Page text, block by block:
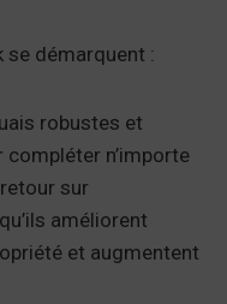
se démarquent :
robustes et
n’importe
sur
améliorent
et augmentent